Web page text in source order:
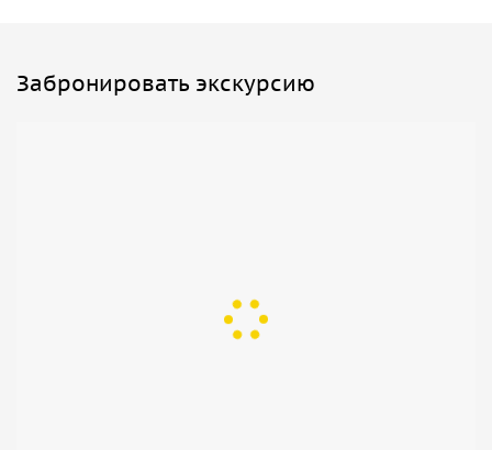
Забронировать экскурсию